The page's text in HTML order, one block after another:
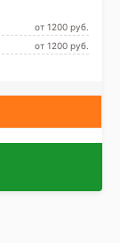
Славы,
Шушары
от 1200 pуб.
от 1200 pуб.